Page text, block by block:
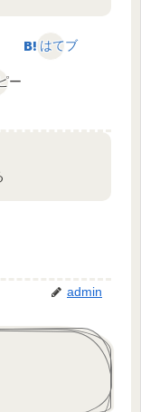
はてブ
ー
admin